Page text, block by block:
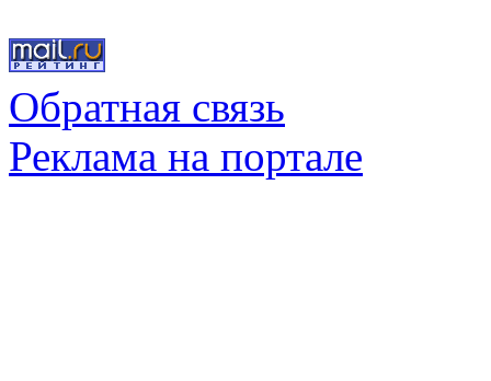
Обратная связь
Реклама на портале